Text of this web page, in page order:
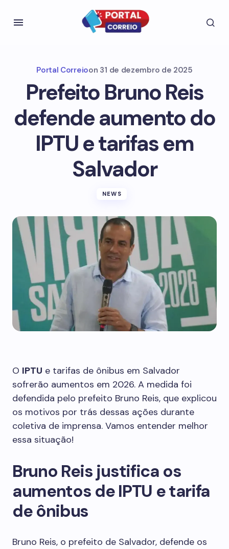
Portal Correioon 31 de dezembro de 2025
Prefeito Bruno Reis
defende aumento do
IPTU e tarifas em
Salvador
NEWS
O IPTU e tarifas de ônibus em Salvador
sofrerão aumentos em 2026. A medida foi
defendida pelo prefeito Bruno Reis, que explicou
os motivos por trás dessas ações durante
coletiva de imprensa. Vamos entender melhor
essa situação!
Bruno Reis justifica os
aumentos de IPTU e tarifa
de ônibus
Bruno Reis, o prefeito de Salvador, defende os